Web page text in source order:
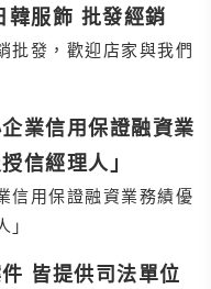
韓服飾 批發經銷
批發，歡迎店家與我們
業信用保證融資業
信經理人」
信用保證融資業務績優
皆提供司法單位